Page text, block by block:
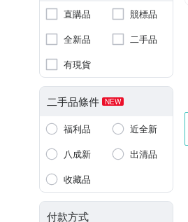
直購品
競標品
全新品
二手品
有現貨
二手品條件 NEW
福利品
近全新
八成新
出清品
收藏品
付款方式